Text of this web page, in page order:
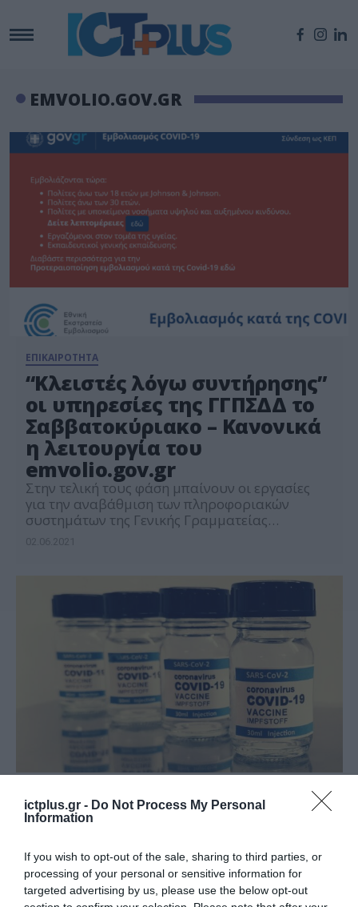
ictplus.gr - Do Not Process My Personal
Information
If you wish to opt-out of the sale, sharing to third parties, or
processing of your personal or sensitive information for
targeted advertising by us, please use the below opt-out
EMVOLIO.GOV.GR
ΕΠΙΚΑΙΡΟΤΗΤΑ
“Κλειστές λόγω συντήρησης”
οι υπηρεσίες της ΓΓΠΣΔΔ το
Σαββατοκύριακο – Κανονικά
η λειτουργία του
emvolio.gov.gr
Στην τελική τους φάση μπαίνουν οι εργασίες
για την αναβάθμιση των πληροφοριακών
συστημάτων της Γενικής Γραμματείας
εργασιών, κατά το χρονικό διάστημα από
Σάββατο 5 Ιουνίου από τις 6 το πρωί και
Κυριακή 6 Ιουνίου στις 12 το μεσημέρι δεν θα
είναι διαθέσιμες οι ηλεκτρονικές […]
Σημαντικές καταγγελίες της
για την πλατφόρμα
emvolio.gov.gr
21.01.2021